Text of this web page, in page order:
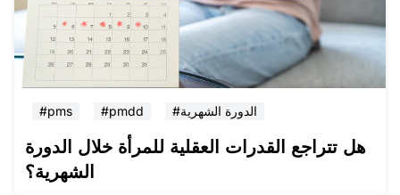
#pms #pmdd #الدورة الشهرية
هل تتراجع القدرات العقلية للمرأة خلال الدورة
الشهرية؟